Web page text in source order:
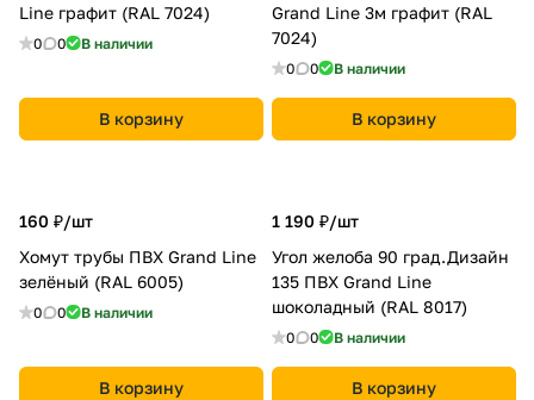
Line графит (RAL 7024)
0 0 В наличии
В корзину
Grand Line 3м графит (RAL
7024)
0 0 В наличии
В корзину
160 ₽/шт
Хомут трубы ПВХ Grand Line
зелёный (RAL 6005)
0 0 В наличии
В корзину
1 190 ₽/шт
Угол желоба 90 град.Дизайн
135 ПВХ Grand Line
шоколадный (RAL 8017)
0 0 В наличии
В корзину